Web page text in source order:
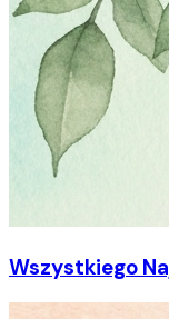
Wszystkiego